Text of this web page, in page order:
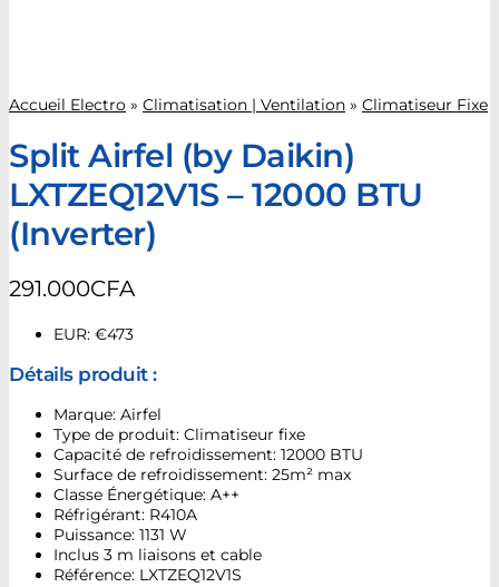
Accueil Electro » Climatisation | Ventilation » Climatiseur Fixe
Split Airfel (by Daikin)
LXTZEQ12V1S – 12000 BTU
(Inverter)
291.000CFA
EUR: €473
Détails produit :
Marque: Airfel
Type de produit: Climatiseur fixe
Capacité de refroidissement: 12000 BTU
Surface de refroidissement: 25m² max
Classe Énergétique: A++
Réfrigérant: R410A
Puissance: 1131 W
Inclus 3 m liaisons et cable
Référence: LXTZEQ12V1S